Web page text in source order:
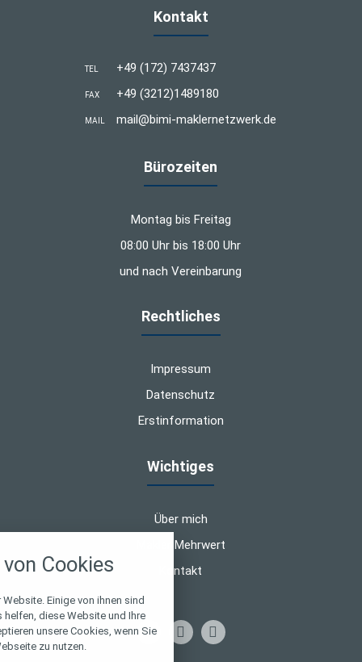
Kontakt
TEL +49 (172) 7437437
FAX +49 (3212)1489180
MAIL mail@bimi-maklernetzwerk.de
Bürozeiten
Montag bis Freitag
08:00 Uhr bis 18:00 Uhr
und nach Vereinbarung
Rechtliches
Impressum
Datenschutz
Erstinformation
Wichtiges
Über mich
Makler Mehrwert
Kontakt
Cookies
Einige von ihnen sind
diese Website und Ihre
unsere Cookies, wenn Sie
zu nutzen.
alle verwendeten Cookies und
zu blockieren.
Notwendig